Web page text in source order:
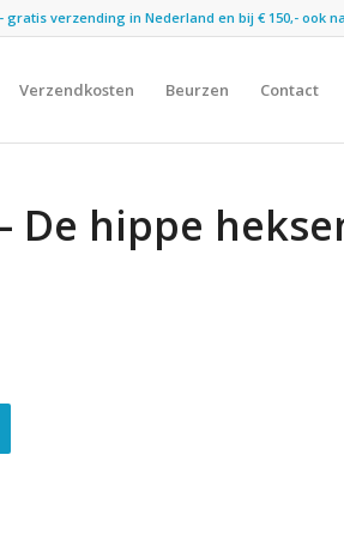
verzending in Nederland en bij € 150,- ook
Verzendkosten Beurzen Contact
De hippe